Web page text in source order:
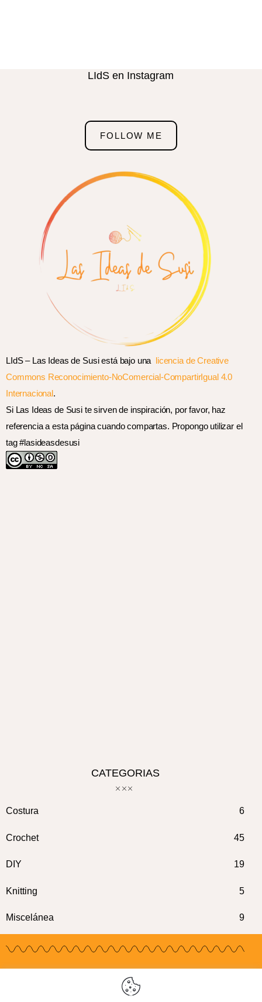
LIdS en Instagram
FOLLOW ME
LIdS – Las Ideas de Susi está bajo una licencia de Creative
Commons Reconocimiento-NoComercial-CompartirIgual 4.0
Internacional.
Si Las Ideas de Susi te sirven de inspiración, por favor, haz
referencia a esta página cuando compartas. Propongo utilizar el
tag #lasideasdesusi
CATEGORIAS
Costura 6
Crochet 45
DIY 19
Knitting 5
Miscelánea 9
PRIVACIDAD